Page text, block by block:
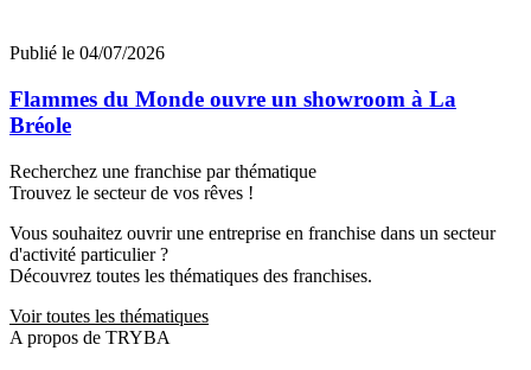
Publié le 04/07/2026
Flammes du Monde ouvre un showroom à La
Bréole
Recherchez une franchise par thématique
Trouvez le secteur de vos rêves !
Vous souhaitez ouvrir une entreprise en franchise dans un secteur
d'activité particulier ?
Découvrez toutes les thématiques des franchises.
Voir toutes les thématiques
A propos de TRYBA